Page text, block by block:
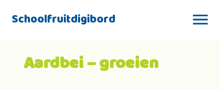
Schoolfruitdigibord
Aardbei – groeien